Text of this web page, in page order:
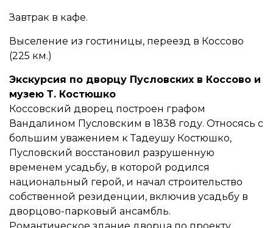
Завтрак в кафе.
Выселение из гостиницы, переезд в Коссово
(225 км.)
Экскурсия по дворцу Пусловских в Коссово и
музею Т. Костюшко
Коссовский дворец построен графом
Вандалином Пусловским в 1838 году. Относясь с
большим уважением к Тадеушу Костюшко,
Пусловский восстановил разрушенную
временем усадьбу, в которой родился
национальный герой, и начал строительство
собственной резиденции, включив усадьбу в
дворцово-парковый ансамбль.